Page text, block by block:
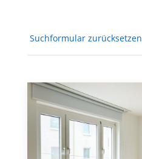
Suchformular zurücksetzen